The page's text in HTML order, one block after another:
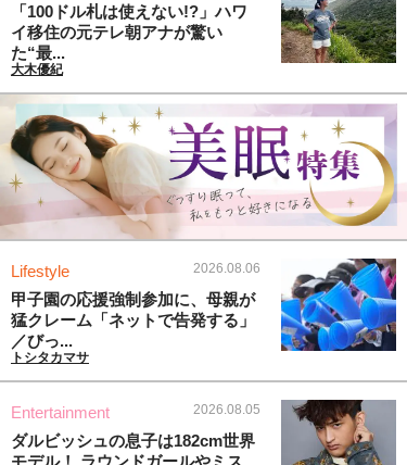
「100ドル札は使えない!?」ハワ
イ移住の元テレ朝アナが驚い
た“最...
大木優紀
Lifestyle 2026.08.06
甲子園の応援強制参加に、母親が
猛クレーム「ネットで告発する」
／びっ...
トシタカマサ
Entertainment 2026.08.05
ダルビッシュの息子は182cm世界